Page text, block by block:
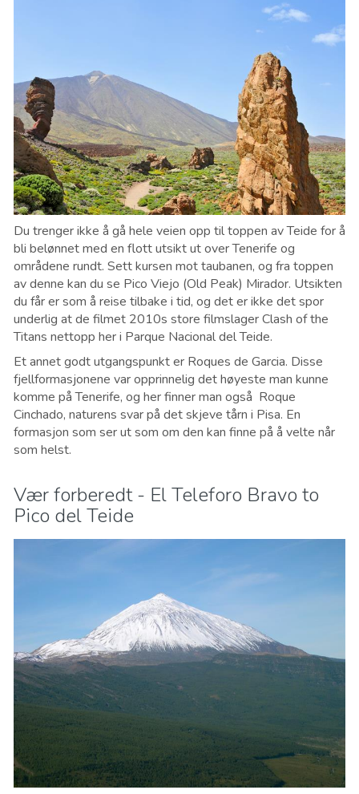
Du trenger ikke å gå hele veien opp til toppen av Teide for å
bli belønnet med en flott utsikt ut over Tenerife og
områdene rundt. Sett kursen mot taubanen, og fra toppen
av denne kan du se Pico Viejo (Old Peak) Mirador. Utsikten
du får er som å reise tilbake i tid, og det er ikke det spor
underlig at de filmet 2010s store filmslager Clash of the
Titans nettopp her i Parque Nacional del Teide.
Et annet godt utgangspunkt er Roques de Garcia. Disse
fjellformasjonene var opprinnelig det høyeste man kunne
komme på Tenerife, og her finner man også Roque
Cinchado, naturens svar på det skjeve tårn i Pisa. En
formasjon som ser ut som om den kan finne på å velte når
som helst.
Vær forberedt - El Teleforo Bravo to
Pico del Teide